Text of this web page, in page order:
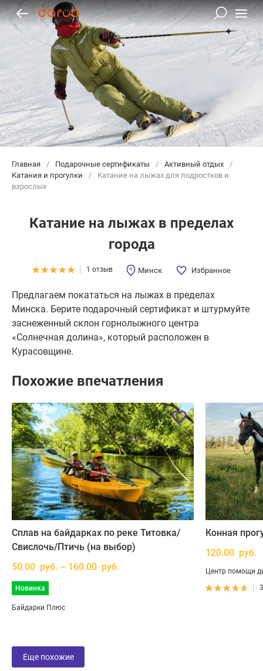
Главная / Подарочные сертификаты / Активный отдых
/
Катания и прогулки
/
Катание на лыжах для подростков и
взрослых
Катание на лыжах в пределах
города
1 отзыв Минск Избранное
Предлагаем покататься на лыжах в пределах
Минска. Берите подарочный сертификат и штурмуйте
заснеженный склон горнолыжного центра
«Солнечная долина», который расположен в
Курасовщине.
Похожие впечатления
Сплав на байдарках по реке Титовка/
Свислочь/Птичь (на выбор)
50.00 руб. – 160.00 руб.
Новинка
Байдарки Плюс
Конная
120.00 руб.
Центр помощи
Еще похожие